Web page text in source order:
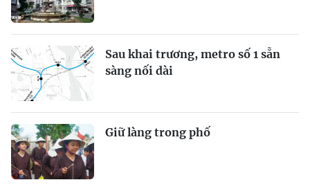
Sau khai trương, metro số 1 sẵn
sàng nối dài
Giữ làng trong phố